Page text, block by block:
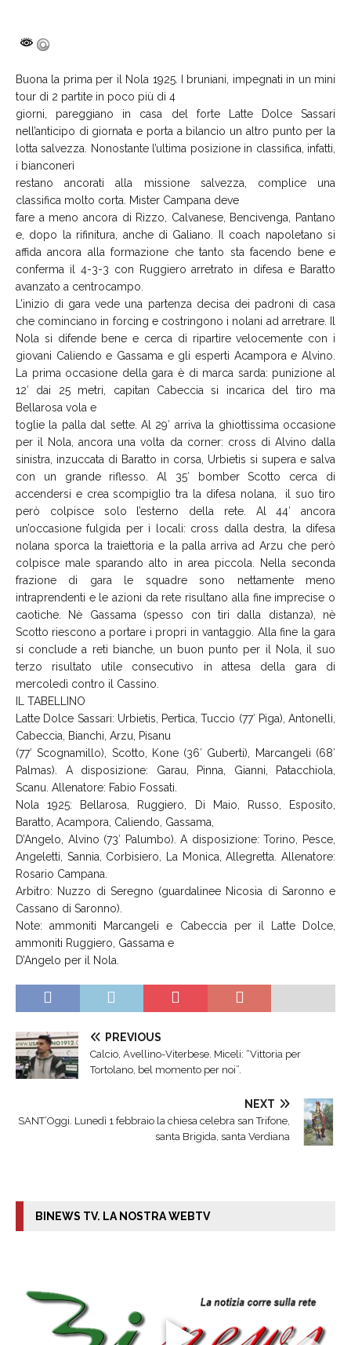
Buona la prima per il Nola 1925. I bruniani, impegnati in un mini
tour di 2 partite in poco più di 4
giorni, pareggiano in casa del forte Latte Dolce Sassari
nell’anticipo di giornata e porta a bilancio un altro punto per la
lotta salvezza. Nonostante l’ultima posizione in classifica, infatti,
i bianconeri
restano ancorati alla missione salvezza, complice una
classifica molto corta. Mister Campana deve
fare a meno ancora di Rizzo, Calvanese, Bencivenga, Pantano
e, dopo la rifinitura, anche di Galiano. Il coach napoletano si
affida ancora alla formazione che tanto sta facendo bene e
conferma il 4-3-3 con Ruggiero arretrato in difesa e Baratto
avanzato a centrocampo.
L’inizio di gara vede una partenza decisa dei padroni di casa
che cominciano in forcing e costringono i nolani ad arretrare. Il
Nola si difende bene e cerca di ripartire velocemente con i
giovani Caliendo e Gassama e gli esperti Acampora e Alvino.
La prima occasione della gara è di marca sarda: punizione al
12′ dai 25 metri, capitan Cabeccia si incarica del tiro ma
Bellarosa vola e
toglie la palla dal sette. Al 29′ arriva la ghiottissima occasione
per il Nola, ancora una volta da corner: cross di Alvino dalla
sinistra, inzuccata di Baratto in corsa, Urbietis si supera e salva
con un grande riflesso. Al 35′ bomber Scotto cerca di
accendersi e crea scompiglio tra la difesa nolana, il suo tiro
però colpisce solo l’esterno della rete. Al 44′ ancora
un’occasione fulgida per i locali: cross dalla destra, la difesa
nolana sporca la traiettoria e la palla arriva ad Arzu che però
colpisce male sparando alto in area piccola. Nella seconda
frazione di gara le squadre sono nettamente meno
intraprendenti e le azioni da rete risultano alla fine imprecise o
caotiche. Nè Gassama (spesso con tiri dalla distanza), nè
Scotto riescono a portare i propri in vantaggio. Alla fine la gara
si conclude a reti bianche, un buon punto per il Nola, il suo
terzo risultato utile consecutivo in attesa della gara di
mercoledì contro il Cassino.
IL TABELLINO
Latte Dolce Sassari: Urbietis, Pertica, Tuccio (77′ Piga), Antonelli,
Cabeccia, Bianchi, Arzu, Pisanu
(77′ Scognamillo), Scotto, Kone (36′ Guberti), Marcangeli (68′
Palmas). A disposizione: Garau, Pinna, Gianni, Patacchiola,
Scanu. Allenatore: Fabio Fossati.
Nola 1925: Bellarosa, Ruggiero, Di Maio, Russo, Esposito,
Baratto, Acampora, Caliendo, Gassama,
D’Angelo, Alvino (73′ Palumbo). A disposizione: Torino, Pesce,
Angeletti, Sannia, Corbisiero, La Monica, Allegretta. Allenatore:
Rosario Campana.
Arbitro: Nuzzo di Seregno (guardalinee Nicosia di Saronno e
Cassano di Saronno).
Note: ammoniti Marcangeli e Cabeccia per il Latte Dolce,
ammoniti Ruggiero, Gassama e
D’Angelo per il Nola.
PREVIOUS
Calcio, Avellino-Viterbese. Miceli: “Vittoria per
Tortolano, bel momento per noi”.
NEXT
SANT’Oggi. Lunedì 1 febbraio la chiesa celebra san Trifone,
santa Brigida, santa Verdiana
BINEWS TV. LA NOSTRA WEBTV